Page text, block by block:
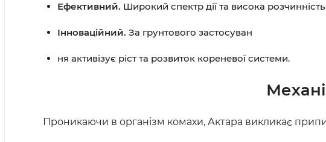
Ефективний. Широкий спектр дії та висока
Інноваційний. За грунтового застосуван
ня активізує ріст та розвиток кореневої системи.
Проникаючи в організм комахи, Актара викликає